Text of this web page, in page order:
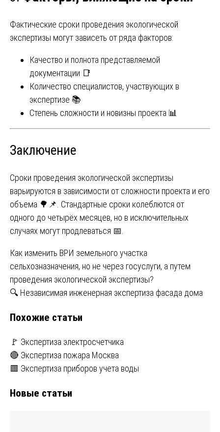
Фактические сроки проведения экологической
экспертизы могут зависеть от ряда факторов:
Качество и полнота представляемой
документации 📑
Количество специалистов, участвующих в
экспертизе 📚
Степень сложности и новизны проекта 📊
Заключение
Сроки проведения экологической экспертизы
варьируются в зависимости от сложности проекта и его
объема 🌳📌. Стандартные сроки колеблются от
одного до четырёх месяцев, но в исключительных
случаях могут продлеваться 📅.
Навигация
по
записям
Как изменить ВРИ земельного участка
сельхозназначения, но не через госуслуги, а путем
проведения экологической экспертизы?
🔍 Независимая инженерная экспертиза фасада дома
Похожие статьи
🚩 Экспертиза электросчетчика
🔴 Экспертиза пожара Москва
🟥 Экспертиза приборов учета воды
Новые статьи